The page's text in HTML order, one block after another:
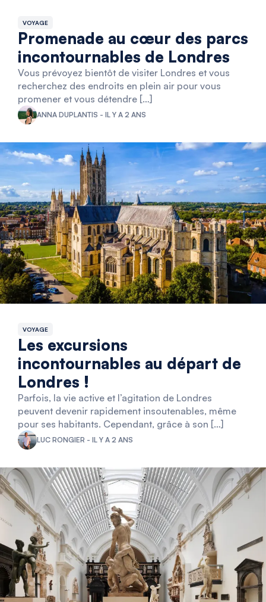
VOYAGE
Promenade au cœur des parcs
incontournables de Londres
Vous prévoyez bientôt de visiter Londres et vous
recherchez des endroits en plein air pour vous
promener et vous détendre […]
ANNA DUPLANTIS - IL Y A 2 ANS
VOYAGE
Les excursions
incontournables au départ de
Londres !
Parfois, la vie active et l’agitation de Londres
peuvent devenir rapidement insoutenables, même
pour ses habitants. Cependant, grâce à son […]
LUC RONGIER - IL Y A 2 ANS